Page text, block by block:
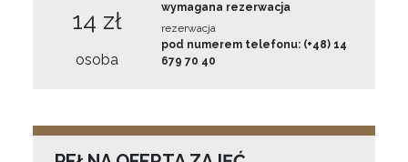
14 zł
osoba
wymagana rezerwacja
rezerwacja
pod numerem telefonu: (+48) 14
679 70 40